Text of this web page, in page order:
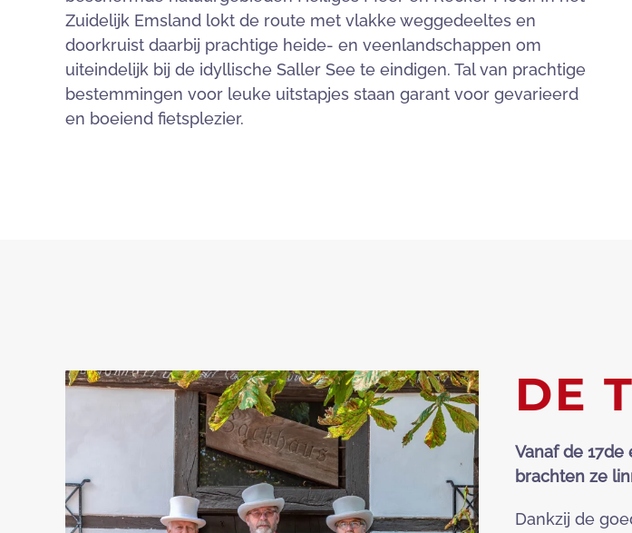
Zuidelijk Emsland lokt de route met vlakke weggedeeltes en
doorkruist daarbij prachtige heide- en veenlandschappen om
uiteindelijk bij de idyllische Saller See te eindigen. Tal van prachtige
bestemmingen voor leuke uitstapjes staan garant voor gevarieerd
en boeiend fietsplezier.
DE
Vanaf de
brachten ze
Dankzij de